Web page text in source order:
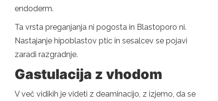
endoderm.
Ta vrsta preganjanja ni pogosta in Blastoporo ni.
Nastajanje hipoblastov ptic in sesalcev se pojavi
zaradi razgradnje.
Gastulacija z vhodom
V več vidikih je videti z deaminacijo, z izjemo, da se